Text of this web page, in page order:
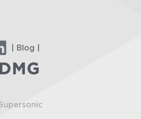
| Blog |